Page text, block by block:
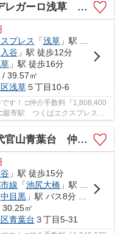
数料無料＋15万円現金プレゼント中
プレス 「浅草」駅 徒歩8分
入谷」駅 徒歩12分
」駅 徒歩16分
39.57㎡
浅草５丁目10-6
す！ □仲介手数料『1,808,400
最寄駅 つくばエクスプレス
手数料無料＋万円現金プレゼント中
」駅 徒歩15分
線 「池尻大橋」駅 徒歩10分
中目黒」駅 バス8分 「菅刈小学校」 停歩5分
㎡
青葉台 ３丁目5-31